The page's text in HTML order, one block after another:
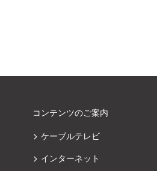
コンテンツのご案内
ケーブルテレビ
インターネット